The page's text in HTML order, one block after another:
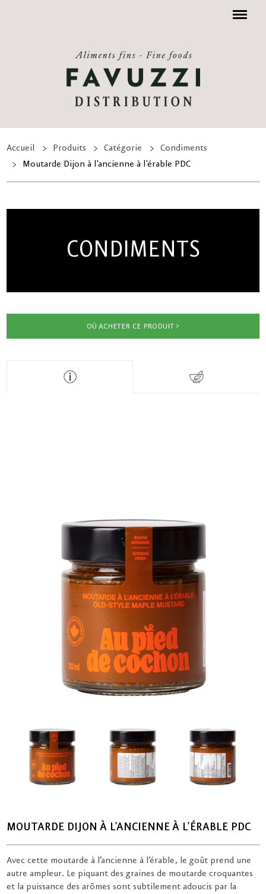
Menu
Accueil Produits Catégorie
Condiments
Moutarde Dijon à l'ancienne à l'érable PDC
CONDIMENTS
OÙ ACHETER CE PRODUIT
MOUTARDE DIJON À L'ANCIENNE À L'ÉRABLE PDC
Avec cette moutarde à l’ancienne à l’érable, le goût prend une
autre ampleur. Le piquant des graines de moutarde croquantes
et la puissance des arômes sont subtilement adoucis par la